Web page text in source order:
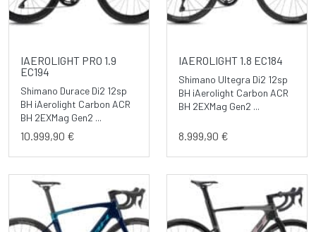
IAEROLIGHT PRO 1.9
EC194
Shimano Durace Di2 12sp
BH iAerolight Carbon ACR
BH 2EXMag Gen2 ...
10.999,90 €
IAEROLIGHT 1.8 EC184
Shimano Ultegra Di2 12sp
BH iAerolight Carbon ACR
BH 2EXMag Gen2 ...
8.999,90 €